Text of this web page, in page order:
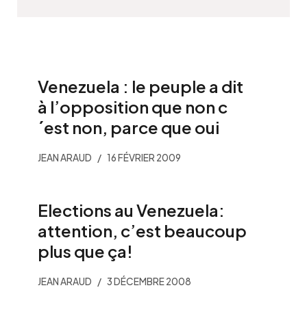
Venezuela : le peuple a dit
à l’opposition que non c
´est non, parce que oui
JEAN ARAUD 16 FÉVRIER 2009
Elections au Venezuela:
attention, c’est beaucoup
plus que ça!
JEAN ARAUD 3 DÉCEMBRE 2008